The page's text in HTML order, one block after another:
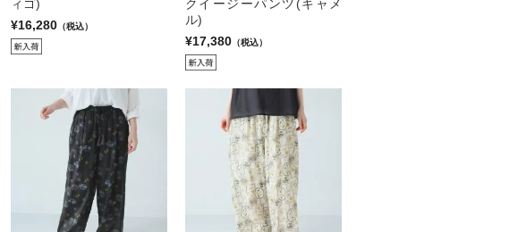
ィゴ)
¥16,280 （税込）
クイージーパンツ(キャメ
ル)
¥17,380 （税込）